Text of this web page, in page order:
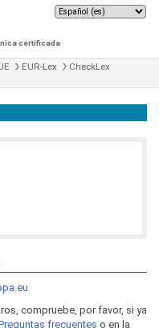
certificada
EUR-Lex
CheckLex
compruebe, por favor, si ya
frecuentes o en la